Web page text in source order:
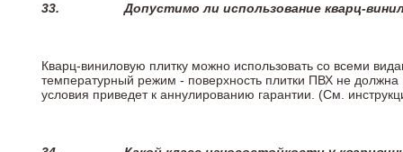
33.Допустимо ли использование кварц-
Кварц-виниловую плитку можно использовать со всеми
температурный режим - поверхность плитки ПВХ не
условия приведет к аннулированию гарантии. (См.